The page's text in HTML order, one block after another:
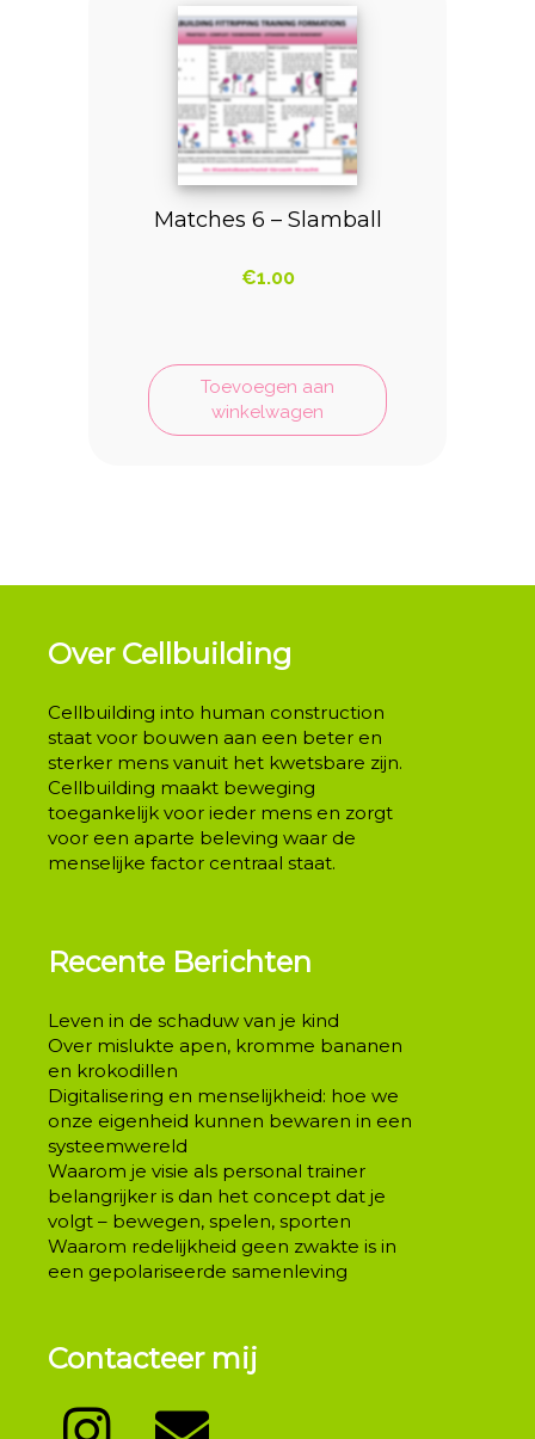
Matches 6 – Slamball
€1.00
Toevoegen aan
winkelwagen
Over Cellbuilding
Cellbuilding into human construction
staat voor bouwen aan een beter en
sterker mens vanuit het kwetsbare zijn.
Cellbuilding maakt beweging
toegankelijk voor ieder mens en zorgt
voor een aparte beleving waar de
menselijke factor centraal staat.
Recente Berichten
Leven in de schaduw van je kind
Over mislukte apen, kromme bananen
en krokodillen
Digitalisering en menselijkheid: hoe we
onze eigenheid kunnen bewaren in een
systeemwereld
Waarom je visie als personal trainer
belangrijker is dan het concept dat je
volgt – bewegen, spelen, sporten
Waarom redelijkheid geen zwakte is in
een gepolariseerde samenleving
Contacteer mij